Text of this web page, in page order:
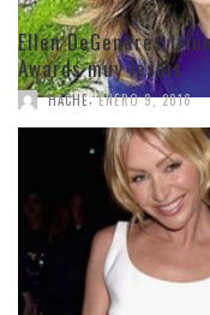
Ellen DeGeneres
Awards muy lesbis
HACHE, ENERO 9, 2016